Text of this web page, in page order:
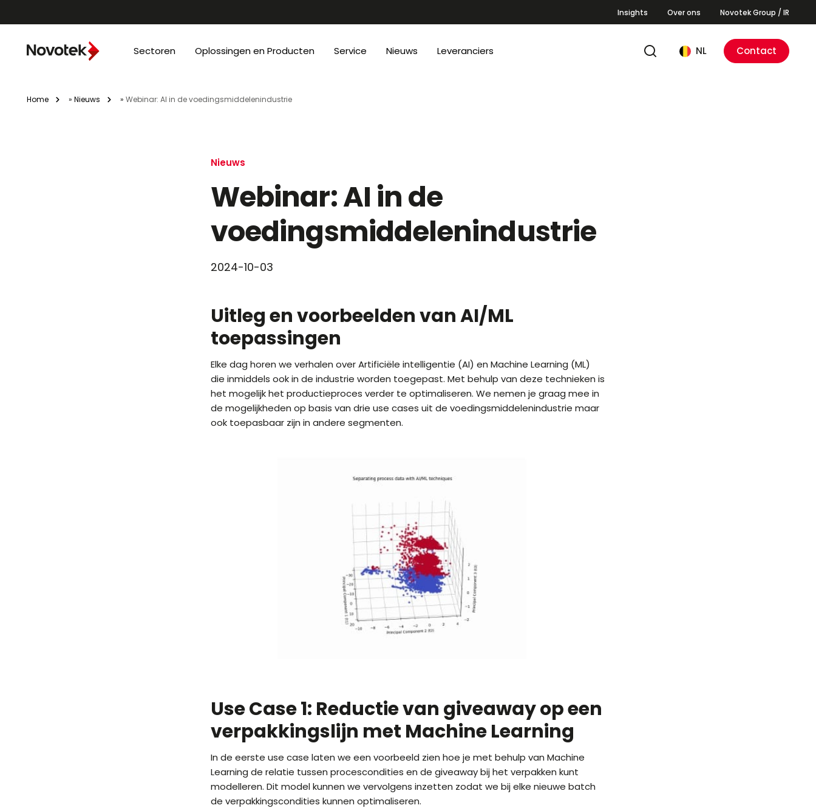
Insights Over ons Novotek Group / IR
Sectoren Oplossingen en Producten Service Nieuws Leveranciers NL Contact
Home » Nieuws » Webinar: AI in de voedingsmiddelenindustrie
Nieuws
Webinar: AI in de
voedingsmiddelenindustrie
2024-10-03
Uitleg en voorbeelden van AI/ML
toepassingen
Elke dag horen we verhalen over Artificiële intelligentie (AI) en Machine Learning (ML)
die inmiddels ook in de industrie worden toegepast. Met behulp van deze technieken is
het mogelijk het productieproces verder te optimaliseren. We nemen je graag mee in
de mogelijkheden op basis van drie use cases uit de voedingsmiddelenindustrie maar
ook toepasbaar zijn in andere segmenten.
Use Case 1: Reductie van giveaway op een
verpakkingslijn met Machine Learning
In de eerste use case laten we een voorbeeld zien hoe je met behulp van Machine
Learning de relatie tussen procescondities en de giveaway bij het verpakken kunt
modelleren. Dit model kunnen we vervolgens inzetten zodat we bij elke nieuwe batch
de verpakkingscondities kunnen optimaliseren.